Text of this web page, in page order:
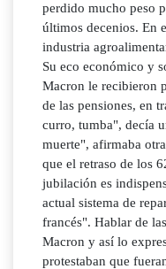
perdido mucho peso
últimos decenios. En
industria
Su eco económico y
Macron le recibieron
de las pensiones, en
curro, tumba", decía
muerte", afirmaba
que el retraso de los
jubilación es
actual sistema de
francés". Hablar de
Macron y así lo
protestaban que